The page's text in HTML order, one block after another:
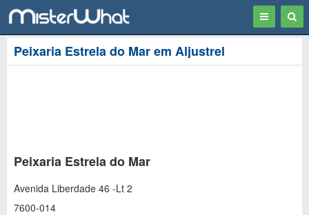
Toggle
navigation
Peixaria Estrela do Mar em Aljustrel
Peixaria Estrela do Mar
Avenida Liberdade 46 -Lt 2
7600-014